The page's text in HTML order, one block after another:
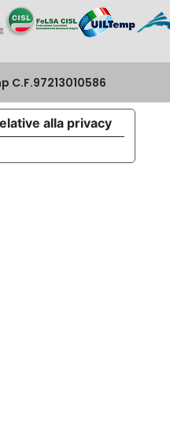
C.F.97213010586
alla privacy